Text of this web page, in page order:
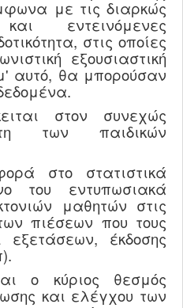
με τις διαρκώς
εντεινόμενες
στις οποίες
εξουσιαστική
αυτό, θα μπορούσαν
στον συνεχώς
των παιδικών
στο στατιστικά
του εντυπωσιακά
μαθητών στις
πιέσεων που τους
εξετάσεων, έκδοσης
ο κύριος θεσμός
και ελέγχου των